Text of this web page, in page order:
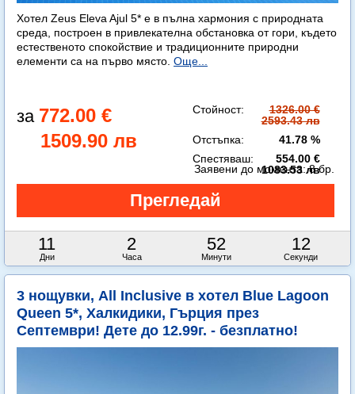
Хотел Zeus Eleva Ajul 5* е в пълна хармония с природната
среда, построен в привлекателна обстановка от гори, където
естественото спокойствие и традиционните природни
елементи са на първо място. Още...
772.00 €
1509.90 лв
Стойност:
1326.00 €
2593.43 лв
Отстъпка:
41.78 %
Спестяваш:
554.00 €
1083.53 лв
11
Дни
2
Часа
52
Минути
10
Секунди
Заявени до момента:8 бр.
3 нощувки, All Inclusive в хотел Blue Lagoon
Queen 5*, Халкидики, Гърция през
Септември! Дете до 12.99г. - безплатно!